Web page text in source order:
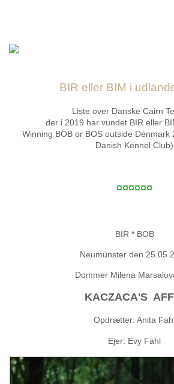
Hjem
Udstillinger
BIR eller BIM i
Liste over Danske Cairn
der i 2019 har vundet BIR eller
Winning BOB or BOS outside Denmark
Danish Kennel Club)
¤¤¤¤¤¤
BIR * BOB
Neumünster den
Dommer Milena
KACZACA'S
Opdrætter: Anita
Ejer: Evy Fahl